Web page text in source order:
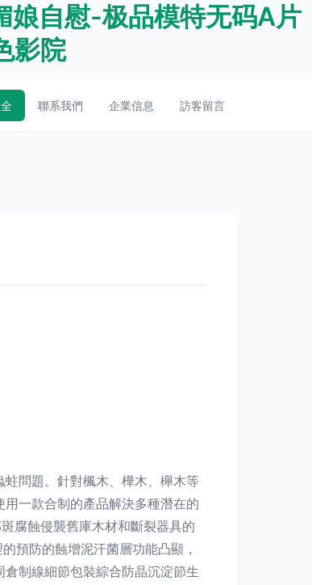
娘自慰-极品模特无码A片
影院
聯系我們 企業信息 訪客留言
問題。針對楓木、樺木、櫸木等
一款合制的產品解決多種潛在的
腐蝕侵襲舊庫木材和斷裂器具的
預防的蝕增泥汗菌層功能凸顯，
制線細節包裝綜合防晶沉淀節生